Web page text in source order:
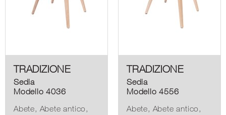
TRADIZIONE
Sedia
Modello 4036
Abete, Abete antico,
TRADIZIONE
Sedia
Modello 4556
Abete, Abete antico,